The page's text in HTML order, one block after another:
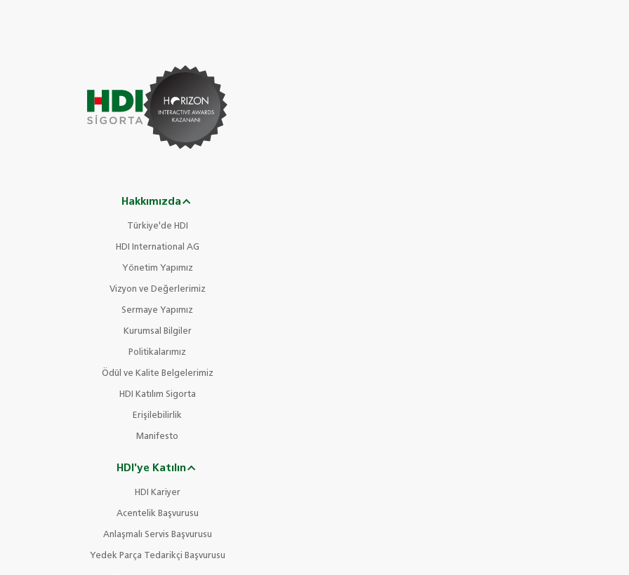
Hakkımızda
Türkiye'de HDI
HDI International AG
Yönetim Yapımız
Vizyon ve Değerlerimiz
Sermaye Yapımız
Kurumsal Bilgiler
Politikalarımız
Ödül ve Kalite Belgelerimiz
HDI Katılım Sigorta
Erişilebilirlik
Manifesto
HDI'ye Katılın
HDI Kariyer
Acentelik Başvurusu
Anlaşmalı Servis Başvurusu
Yedek Parça Tedarikçi Başvurusu